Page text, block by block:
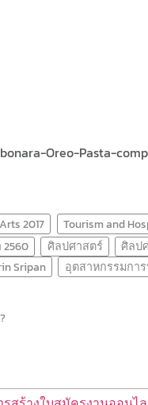
Oreo-Pasta-
2017
Tourism and
ศิลปศาสตร์ ศิลป
Sripan
อุตสาหกรรมการ